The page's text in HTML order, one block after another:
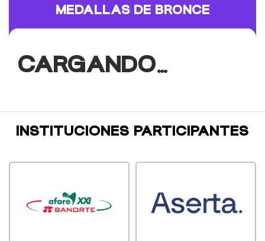
MEDALLAS DE BRONCE
CARGANDO…
INSTITUCIONES PARTICIPANTES